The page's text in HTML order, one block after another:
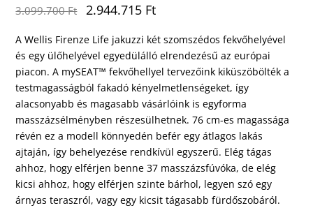
3.099.700Ft
Original
was:
3.099.700 Ft.
2.944.715 FtCurrent
is:
2.944.715 Ft.
A Wellis Firenze Life jakuzzi két szomszédos fekvőhelyével
és egy ülőhelyével egyedülálló elrendezésű az európai
piacon. A mySEAT™ fekvőhellyel tervezőink kiküszöbölték a
testmagasságból fakadó kényelmetlenségeket, így
alacsonyabb és magasabb vásárlóink is egyforma
masszázsélményben részesülhetnek. 76 cm-es magassága
révén ez a modell könnyedén befér egy átlagos lakás
ajtaján, így behelyezése rendkívül egyszerű. Elég tágas
ahhoz, hogy elférjen benne 37 masszázsfúvóka, de elég
kicsi ahhoz, hogy elférjen szinte bárhol, legyen szó egy
árnyas teraszról, vagy egy kicsit tágasabb fürdőszobáról.